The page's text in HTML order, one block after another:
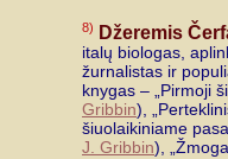
8) Džeremis
italų biologas,
žurnalistas ir
knygas – „Pirmoji
Gribbin),
šiuolaikiniame
J. Gribbin),